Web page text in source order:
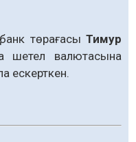
төрағасы Тимур
шетел валютасына
ескерткен.